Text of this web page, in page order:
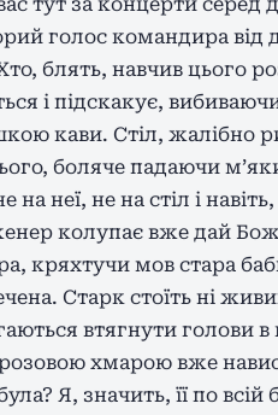
голос командира від
блять, навчив цього
і підскакує,
кави. Стіл, жалібно
боляче падаючи
на неї, не на стіл і
колупає вже дай
кряхтучи мов стара
Старк стоїть ні
втягнути голови
хмарою вже
Я, значить, її по